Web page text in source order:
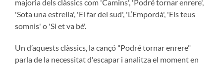
majoria dels clàssics com 'Camins', 'Podré tornar enrere',
'Sota una estrella', 'El far del sud', 'L’Empordà', 'Els teus
somnis' o 'Si et va bé'.
Un d’aquests clàssics, la cançó "Podré tornar enrere"
parla de la necessitat d'escapar i analitza el moment en